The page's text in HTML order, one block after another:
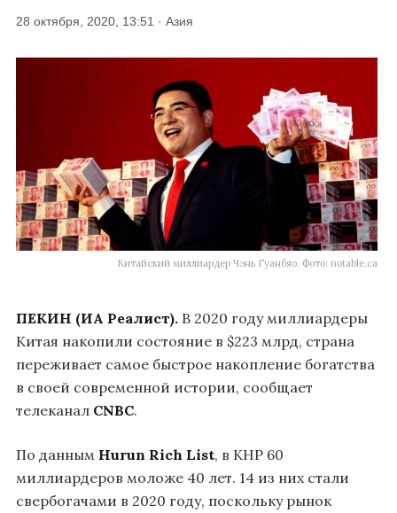
28 октября, 2020, 13:51 · Азия
Китайский миллиардер Чэнь Гуанбяо. Фото: notable.ca
ПЕКИН (ИА Реалист). В 2020 году миллиардеры
Китая накопили состояние в $223 млрд, страна
переживает самое быстрое накопление богатства
в своей современной истории, сообщает
телеканал CNBC.
По данным Hurun Rich List, в КНР 60
миллиардеров моложе 40 лет. 14 из них стали
свербогачами в 2020 году, поскольку рынок